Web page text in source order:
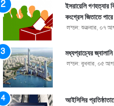
ইসরায়েলি গণহত্যার
কংগ্রেস জিতাতে পারে
লন্ডন: শুক্রবার, ০৭
মধ্যপ্রাচ্যের
লন্ডন: বুধবার, ০৫
আইসিসির